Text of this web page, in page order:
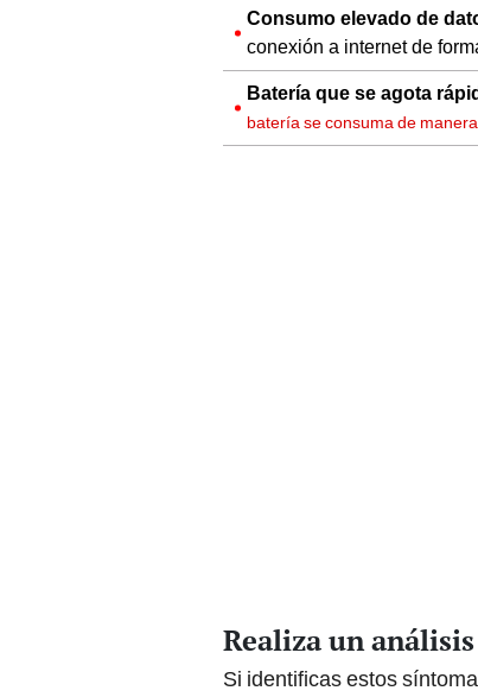
Consumo elevado de
conexión a internet de
Batería que se agota
batería se consuma de
Realiza un
Si identificas estos